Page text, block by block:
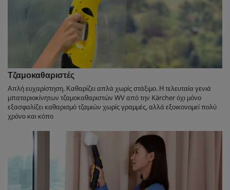
Τζαμοκαθαριστές
Απλή ευχαρίστηση. Καθαρίζει απλά χωρίς στάξιμο. Η τελευταία γενιά
μπαταριοκίνητων τζαμοκαθαριστών WV από την Kärcher όχι μόνο
εξασφαλίζει καθαρισμό τζαμιών χωρίς γραμμές, αλλά εξοικονομεί πολύ
χρόνο και κόπο